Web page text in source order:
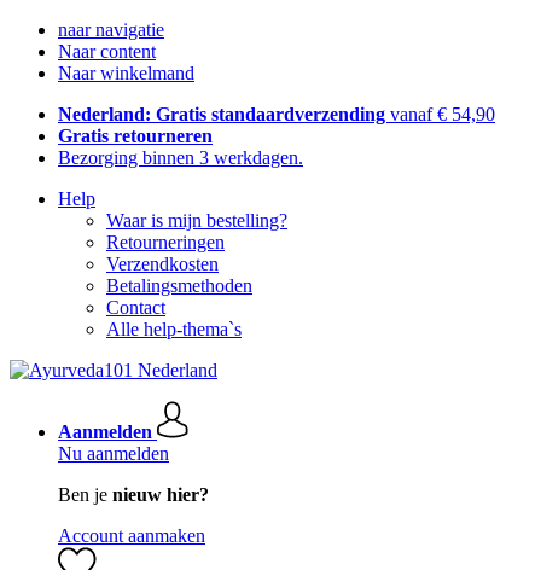
naar navigatie
Naar content
Naar winkelmand
Nederland: Gratis standaardverzending vanaf € 54,90
Gratis retourneren
Bezorging binnen 3 werkdagen.
Help
Waar is mijn bestelling?
Retourneringen
Verzendkosten
Betalingsmethoden
Contact
Alle help-thema`s
Aanmelden
Nu aanmelden
Ben je nieuw hier?
Account aanmaken